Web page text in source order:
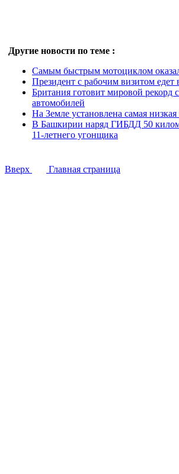
Другие новости по теме :
Самым быстрым мотоциклом
Президент с рабочим визитом едет
Британия готовит мировой рекорд
автомобилей
На Земле установлена самая низкая
В Башкирии наряд ГИБДД 50
11-летнего угонщика
Вверх Главная страница